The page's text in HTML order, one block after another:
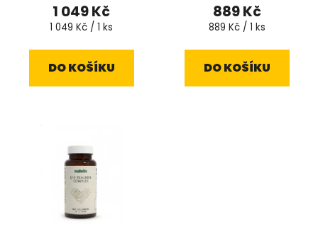
1 049 Kč
Měrná
1 049 Kč / 1 ks
DO KOŠÍKU
889 Kč
Měrná
889 Kč / 1 ks
DO KOŠÍKU